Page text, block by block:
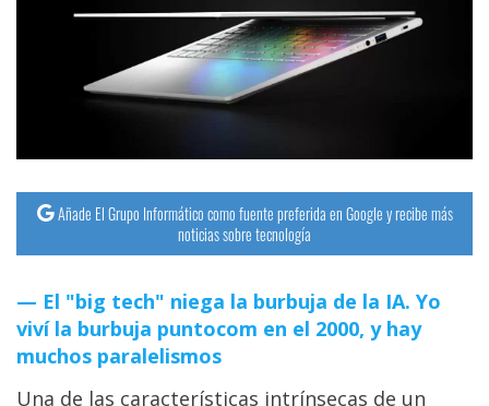
Añade El Grupo Informático como fuente preferida en Google y recibe más
noticias sobre tecnología
El "big tech" niega la burbuja de la IA. Yo
viví la burbuja puntocom en el 2000, y hay
muchos paralelismos
Una de las características intrínsecas de un